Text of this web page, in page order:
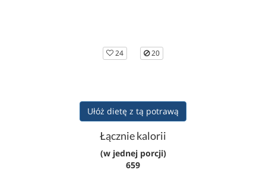
24 20
Ułóż dietę z tą potrawą
Łącznie kalorii
(w jednej porcji)
659